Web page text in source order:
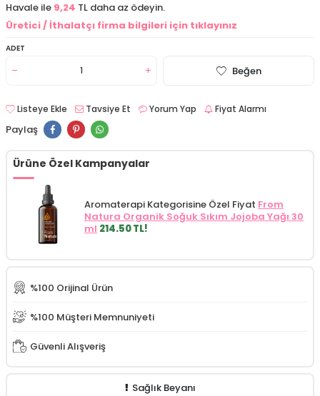
Havale ile 9,24 TL daha az ödeyin.
Üretici / İthalatçı firma bilgileri için tıklayınız
ADET
Beğen
Listeye Ekle Tavsiye Et Yorum Yap Fiyat Alarmı
Paylaş
Ürüne Özel Kampanyalar
Aromaterapi Kategorisine Özel Fiyat From
Natura Organik Soğuk Sıkım Jojoba Yağı 30
ml 214.50 TL!
%100 Orijinal Ürün
%100 Müşteri Memnuniyeti
Güvenli Alışveriş
Sağlık Beyanı